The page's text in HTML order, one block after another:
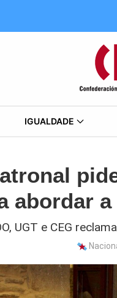
IGUALDADE
abordar
UGT e CEG